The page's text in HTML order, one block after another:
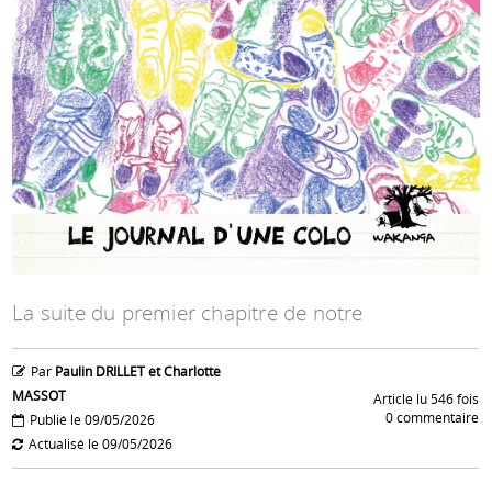
La suite du premier chapitre de notre
Par Paulin DRILLET et Charlotte
MASSOT
Publié le 09/05/2026
Actualisé le 09/05/2026
Article lu 546 fois
0 commentaire